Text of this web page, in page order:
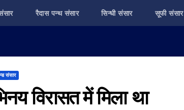
रैदास पन्थ संसार सिन्धी संसार सूफी संसार
संसार
विरासत में मिला था